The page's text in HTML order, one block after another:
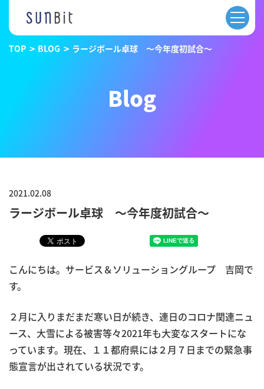
Blog
2021.02.08
ラージボール卓球 ～今年度初試合～
こんにちは。サービス＆ソリューショングループ 吉岡で
す。
２月に入りまだまだ寒い日が続き、連日のコロナ関連ニュ
ース、大雪による被害等々2021年も大変なスタートにな
っています。現在、１１都府県には２月７日までの緊急事
態宣言が出されている状況です。
TOP BLOG ラージボール卓球 ～今年度初試合～